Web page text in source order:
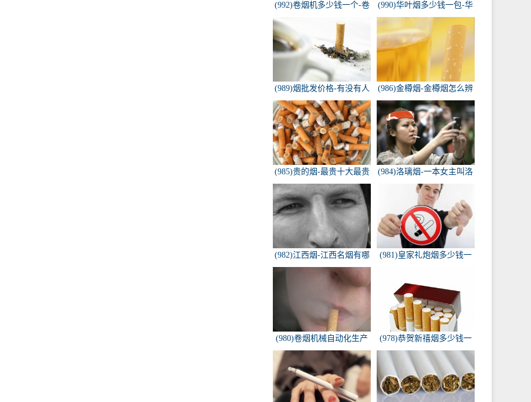
(992)卷烟机多少钱一个-卷
(990)华叶烟多少钱一包-华
叶烟价格多少钱一包
(989)烟批发价格-有没有人
知道，各种香烟批发价？
(986)金樽烟-金樽烟怎么辨
别真假
(985)贵的烟-最贵十大最贵
的香烟是什么
(984)洛璃烟-一本女主叫洛
璃烟的快穿小说，叫什么
名字来着？？？
(982)江西烟-江西名烟有哪
些
(981)皇家礼炮烟多少钱一
(980)卷烟机械自动化生产
线-中国烟草机械集团
(978)恭贺新禧烟多少钱一
包-恭贺新禧香烟有细支的
多少钱一盒？